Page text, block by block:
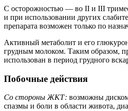
C осторожностью — во II и III
и при использовании других
препарата возможен только по
Активный метаболит и его
грудным молоком. Таким образом,
использован в период грудного
Побочные действия
Со стороны ЖКТ: возможны
спазмы и боли в области живота,